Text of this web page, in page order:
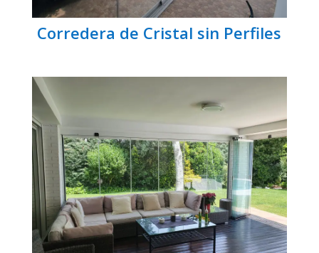
Corredera de Cristal sin Perfiles